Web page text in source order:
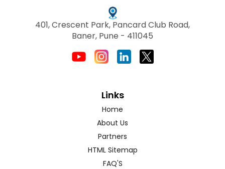
401, Crescent Park, Pancard Club Road,
Baner, Pune - 411045
Links
Home
About Us
Partners
HTML Sitemap
FAQ'S